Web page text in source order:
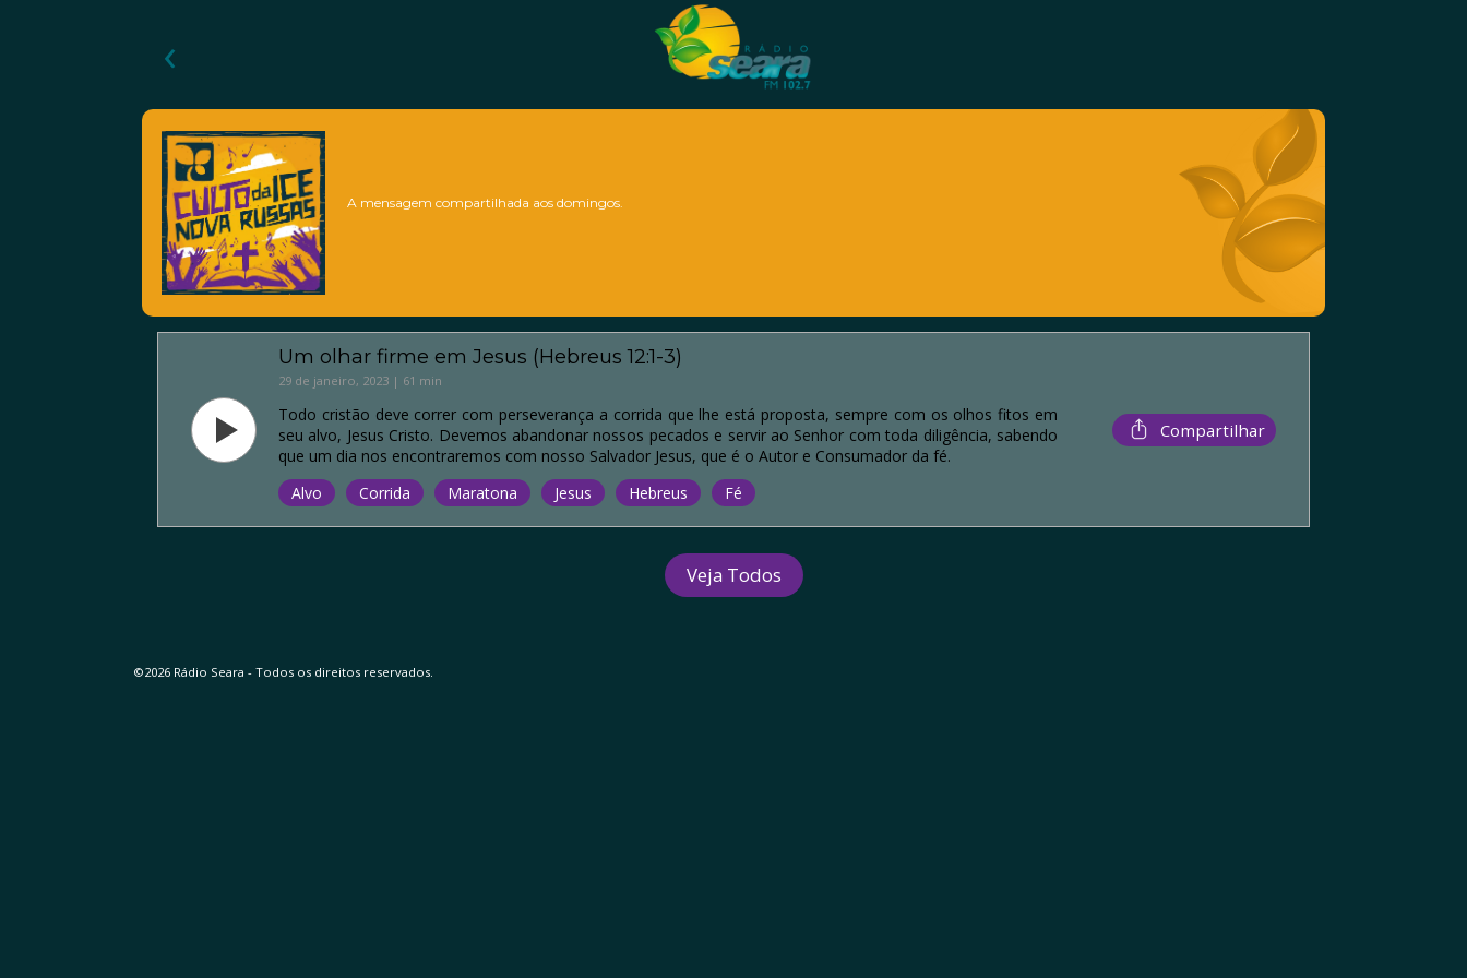
‹
A mensagem compartilhada aos domingos.
Um olhar firme em Jesus (Hebreus 12:1-3)
29 de janeiro, 2023 | 61 min
Todo cristão deve correr com perseverança a corrida que lhe está proposta, sempre com os olhos fitos em
seu alvo, Jesus Cristo. Devemos abandonar nossos pecados e servir ao Senhor com toda diligência, sabendo
que um dia nos encontraremos com nosso Salvador Jesus, que é o Autor e Consumador da fé.
Alvo
Corrida Maratona Jesus Hebreus Fé
Compartilhar
Veja Todos
©2026 Rádio Seara - Todos os direitos reservados.